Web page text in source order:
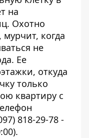
на
Охотно
мурчит, когда
не
Ее
откуда
только
квартиру с
818-29-78 -